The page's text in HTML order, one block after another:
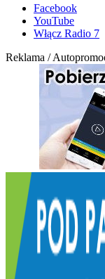
Facebook
YouTube
Włącz Radio 7
Reklama /